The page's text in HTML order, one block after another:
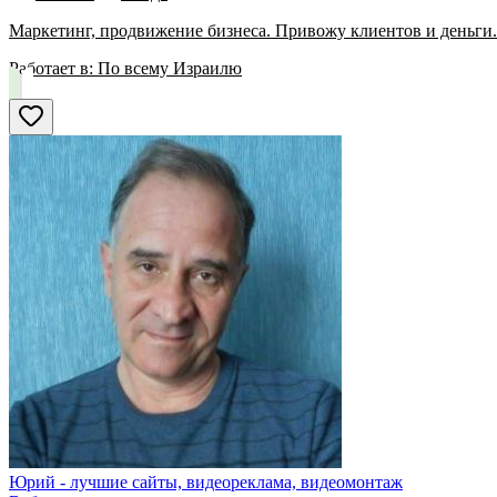
Маркетинг, продвижение бизнеса. Привожу клиентов и
Работает в: По всему Израилю
Юрий - лучшие сайты, видеореклама, видеомонтаж